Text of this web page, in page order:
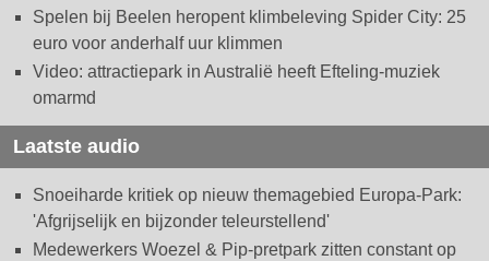
Spelen bij Beelen heropent klimbeleving Spider City: 25
euro voor anderhalf uur klimmen
Video: attractiepark in Australië heeft Efteling-muziek
omarmd
Laatste audio
Snoeiharde kritiek op nieuw themagebied Europa-Park:
'Afgrijselijk en bijzonder teleurstellend'
Medewerkers Woezel & Pip-pretpark zitten constant op